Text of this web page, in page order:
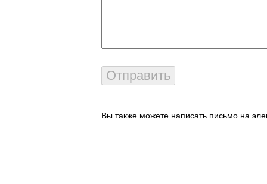
Вы также можете написать письмо на